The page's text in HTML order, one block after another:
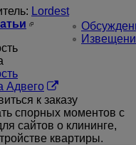
Lordest
Адвего
к заказу
спорных моментов с
сайтов о клининге,
квартиры.